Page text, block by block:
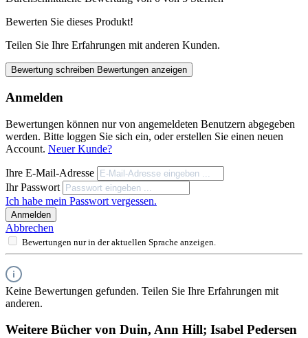
Bewerten Sie dieses Produkt!
Teilen Sie Ihre Erfahrungen mit anderen Kunden.
Bewertung schreiben Bewertungen anzeigen
Anmelden
Bewertungen können nur von angemeldeten Benutzern abgegeben
werden. Bitte loggen Sie sich ein, oder erstellen Sie einen neuen
Account. Neuer Kunde?
Ihre E-Mail-Adresse
Ihr Passwort
Ich habe mein Passwort vergessen.
Anmelden
Abbrechen
Bewertungen nur in der aktuellen Sprache anzeigen.
Keine Bewertungen gefunden. Teilen Sie Ihre Erfahrungen mit
anderen.
Weitere Bücher von Duin, Ann Hill; Isabel Pedersen